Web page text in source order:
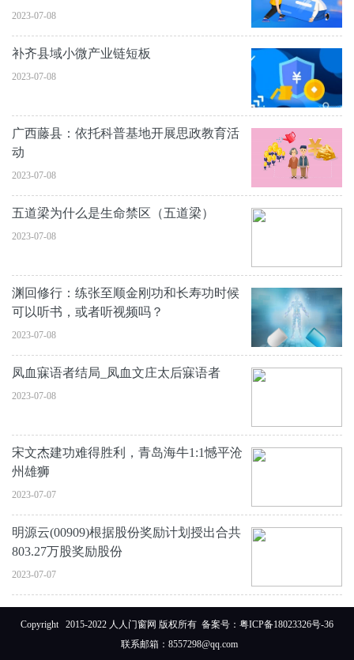
2023-07-08
补齐县域小微产业链短板
2023-07-08
广西藤县：依托科普基地开展思政教育活
动
2023-07-08
五道梁为什么是生命禁区（五道梁）
2023-07-08
渊回修行：练张至顺金刚功和长寿功时候
可以听书，或者听视频吗？
2023-07-08
凤血寐语者结局_凤血文庄太后寐语者
2023-07-08
宋文杰建功难得胜利，青岛海牛1:1憾平沧
州雄狮
2023-07-07
明源云(00909)根据股份奖励计划授出合共
803.27万股奖励股份
2023-07-07
Copyright 2015-2022 人人门窗网 版权所有 备案号： 粤ICP备18023326号-36
联系邮箱：8557298@qq.com